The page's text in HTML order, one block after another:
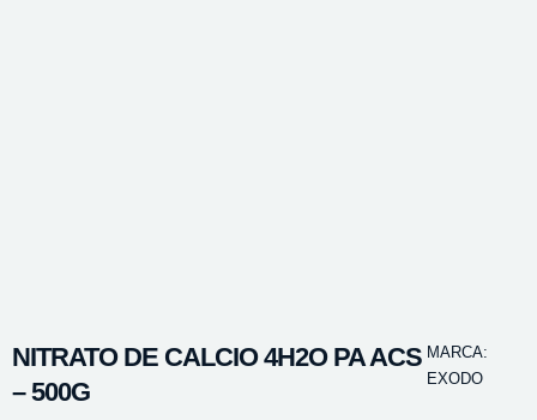
NITRATO DE CALCIO 4H2O PA ACS
– 500G
MARCA:
EXODO